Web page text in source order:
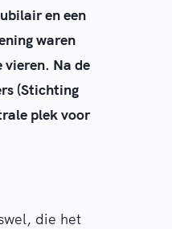
en een
waren
vieren. Na de
(Stichting
plek voor
die het